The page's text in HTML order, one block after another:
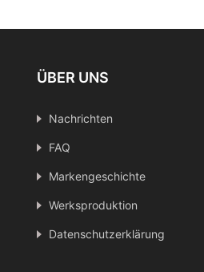
Sichtinspektion IMX415
ÜBER UNS
Nachrichten
FAQ
Markengeschichte
Werksproduktion
Datenschutzerklärung